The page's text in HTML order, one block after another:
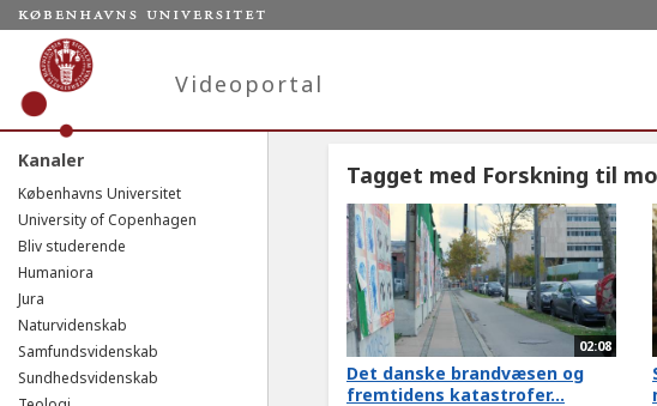
Videoportal
Kanaler
Københavns Universitet
University of Copenhagen
Bliv studerende
Humaniora
Jura
Naturvidenskab
Samfundsvidenskab
Sundhedsvidenskab
Tagget med Forskning til
02:08
Det danske brandvæsen og
fremtidens katastrofer...